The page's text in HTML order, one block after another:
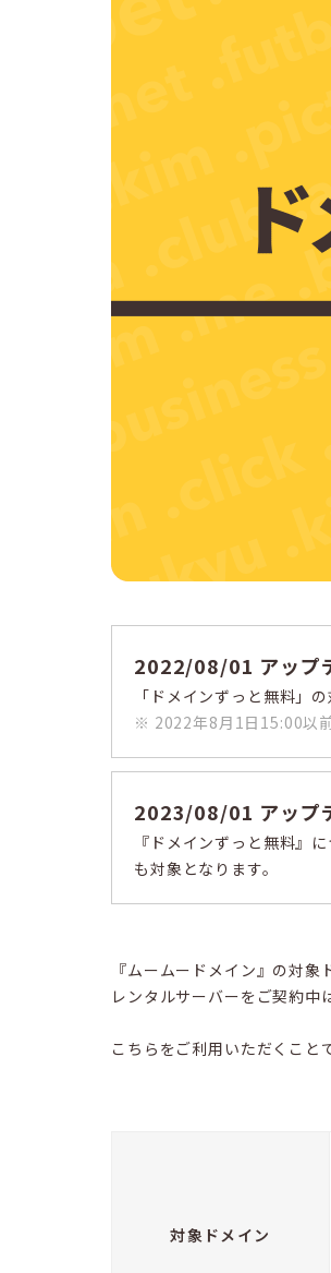
2022/08/01 アップ
「ドメインずっと無料」
※ 2022年8月1日15:00以
2023/08/01 アップ
『ドメインずっと無料』
も対象となります。
『ムームードメイン』の対
レンタルサーバーをご契約中
こちらをご利用いただくこと
対象ドメイン